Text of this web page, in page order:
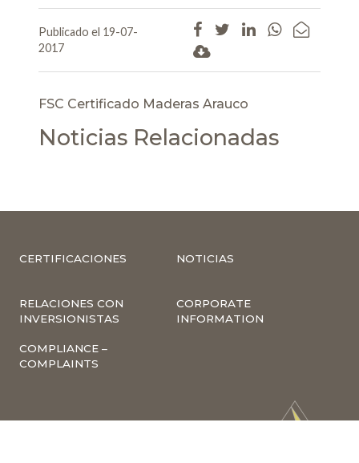
Publicado el 19-07-
2017
FSC Certificado Maderas Arauco
Noticias Relacionadas
CERTIFICACIONES NOTICIAS
RELACIONES CON
INVERSIONISTAS
CORPORATE
INFORMATION
COMPLIANCE –
COMPLAINTS